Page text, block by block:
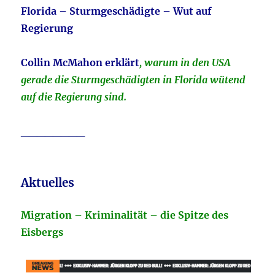
Florida – Sturmgeschädigte – Wut auf
Regierung
Collin McMahon erklärt, warum in den USA
gerade die Sturmgeschädigten in Florida wütend
auf die Regierung sind.
Aktuelles
Migration – Kriminalität – die Spitze des
Eisbergs